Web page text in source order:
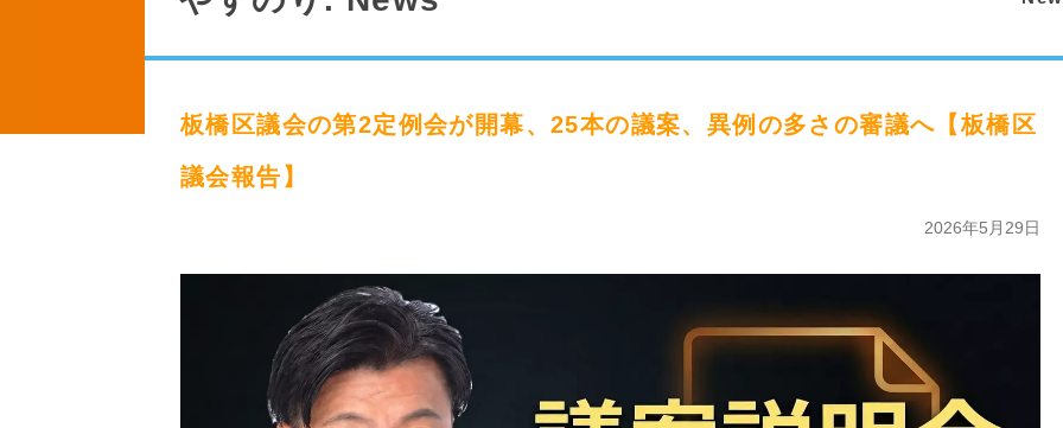
板橋区議会の第2定例会が開幕、25本の議案、異例の多さの審議へ【板橋区
議会報告】
2026年5月29日